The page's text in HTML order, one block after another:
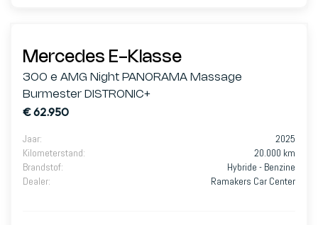
Mercedes E-Klasse
300 e AMG Night PANORAMA Massage
Burmester DISTRONIC+
€ 62.950
Jaar:
2025
Kilometerstand:
20.000 km
Brandstof:
Hybride - Benzine
Dealer: Ramakers Car Center